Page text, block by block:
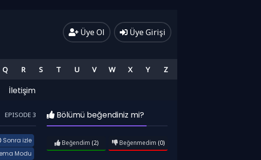
Üye Ol Üye Girişi
Q R S T U V W X Y Z
İletişim
EPISODE 3
Sonra izle
Modu
Bölümü beğendiniz mi?
Beğendim (2) Beğenmedim (0)